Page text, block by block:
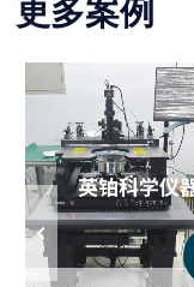
更多案例